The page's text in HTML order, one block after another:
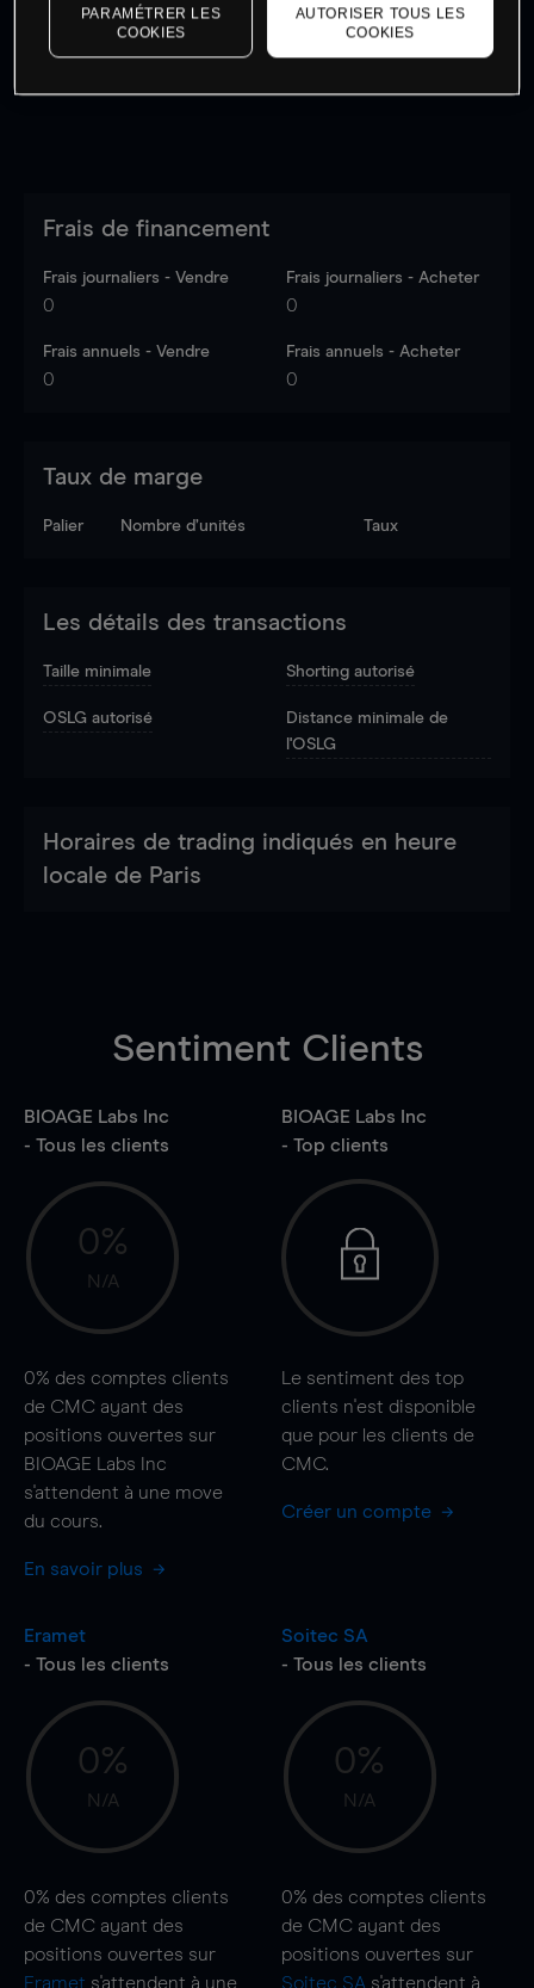
market data
Frais de financement
Frais journaliers - Vendre
0
Frais journaliers - Acheter
0
Frais annuels - Vendre
0
Frais annuels - Acheter
0
Taux de marge
Palier Nombre d’unités Taux
Les détails des transactions
Taille minimale Shorting autorisé
OSLG autorisé
Distance minimale de
l'OSLG
Horaires de trading indiqués en heure
locale de Paris
Sentiment Clients
BIOAGE Labs Inc
- Tous les clients
0%
N/A
0% des comptes clients
de CMC ayant des
positions ouvertes sur
BIOAGE Labs Inc
s'attendent à une move
du cours.
En savoir plus
BIOAGE Labs Inc
- Top clients
Le sentiment des top
clients n'est disponible
que pour les clients de
CMC.
Créer un compte
Eramet
- Tous les clients
0%
N/A
0% des comptes clients
de CMC ayant des
positions ouvertes sur
Eramet s'attendent à une
Soitec SA
- Tous les clients
0%
N/A
0% des comptes clients
de CMC ayant des
positions ouvertes sur
Soitec SA s'attendent à
PARAMÉTRER LES
COOKIES
AUTORISER TOUS LES
COOKIES